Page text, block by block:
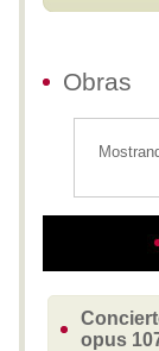
Obras
opus